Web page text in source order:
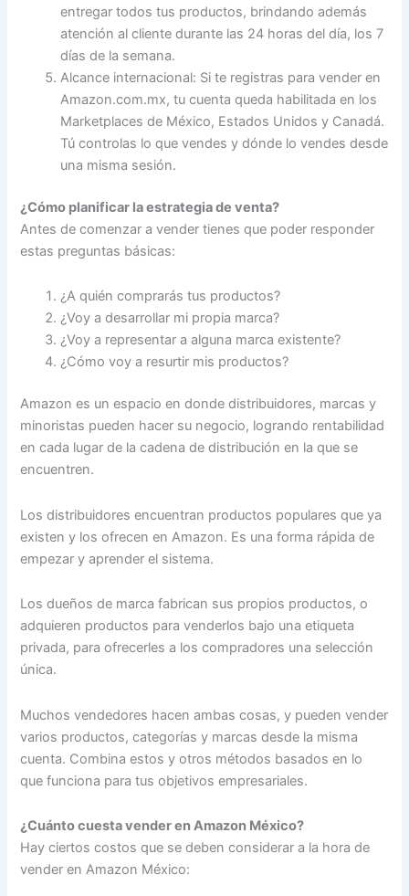
entregar todos tus productos, brindando además
atención al cliente durante las 24 horas del día, los 7
días de la semana.
Alcance internacional: Si te registras para vender en
Amazon.com.mx, tu cuenta queda habilitada en los
Marketplaces de México, Estados Unidos y Canadá.
Tú controlas lo que vendes y dónde lo vendes desde
una misma sesión.
¿Cómo planificar la estrategia de venta?
Antes de comenzar a vender tienes que poder responder
estas preguntas básicas:
¿A quién comprarás tus productos?
¿Voy a desarrollar mi propia marca?
¿Voy a representar a alguna marca existente?
¿Cómo voy a resurtir mis productos?
Amazon es un espacio en donde distribuidores, marcas y
minoristas pueden hacer su negocio, logrando rentabilidad
en cada lugar de la cadena de distribución en la que se
encuentren.
Los distribuidores encuentran productos populares que ya
existen y los ofrecen en Amazon. Es una forma rápida de
empezar y aprender el sistema.
Los dueños de marca fabrican sus propios productos, o
adquieren productos para venderlos bajo una etiqueta
privada, para ofrecerles a los compradores una selección
única.
Muchos vendedores hacen ambas cosas, y pueden vender
varios productos, categorías y marcas desde la misma
cuenta. Combina estos y otros métodos basados en lo
que funciona para tus objetivos empresariales.
¿Cuánto cuesta vender en Amazon México?
Hay ciertos costos que se deben considerar a la hora de
vender en Amazon México: